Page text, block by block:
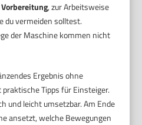
, zur Arbeitsweise
du vermeiden solltest.
der Maschine kommen nicht
Ergebnis ohne
Tipps für Einsteiger.
und leicht umsetzbar. Am Ende
ansetzt, welche Bewegungen